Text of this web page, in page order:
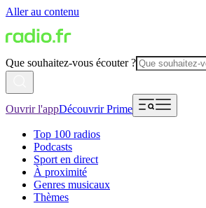
Aller au contenu
Que souhaitez-vous écouter ?
Ouvrir l'appDécouvrir Prime
Top 100 radios
Podcasts
Sport en direct
À proximité
Genres musicaux
Thèmes